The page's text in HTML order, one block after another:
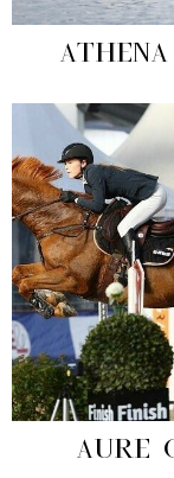
AURE